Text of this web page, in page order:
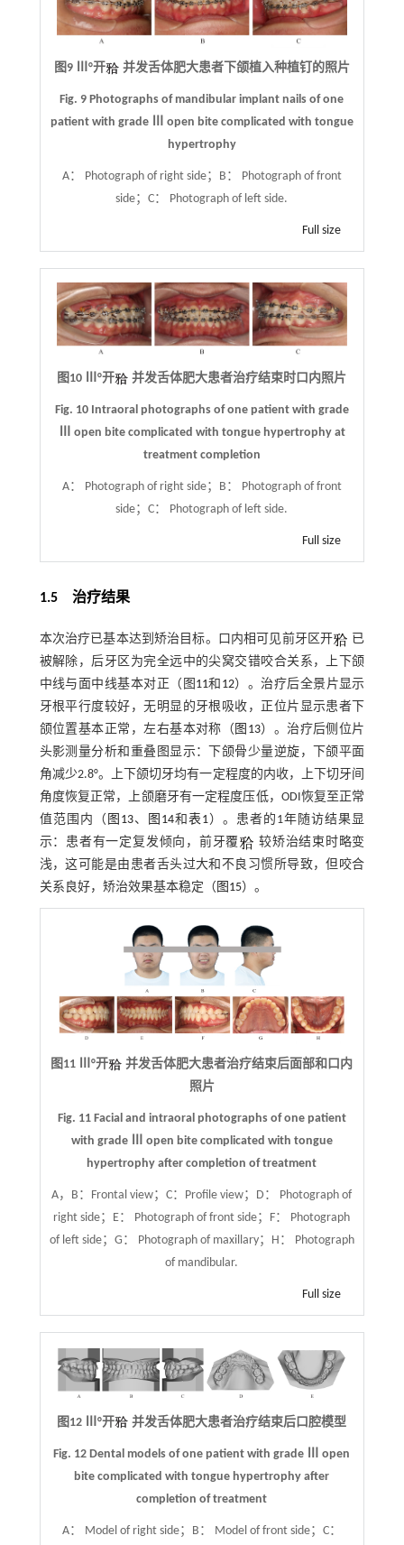
图9 Ⅲ°开 并发舌体肥大患者下颌植入种植钉的照片
Fig. 9 Photographs of mandibular implant nails of one
patient with grade Ⅲ open bite complicated with tongue
hypertrophy
A： Photograph of right side；B： Photograph of front
side；C： Photograph of left side.
Full size
图10 Ⅲ°开 并发舌体肥大患者治疗结束时口内照片
Fig. 10 Intraoral photographs of one patient with grade
Ⅲ open bite complicated with tongue hypertrophy at
treatment completion
A： Photograph of right side；B： Photograph of front
side；C： Photograph of left side.
Full size
1.5 治疗结果
本次治疗已基本达到矫治目标。口内相可见前牙区开
已
被解除，后牙区为完全远中的尖窝交错咬合关系，上下颌
中线与面中线基本对正（图 11和 12）。治疗后全景片显示
牙根平行度较好，无明显的牙根吸收，正位片显示患者下
颌位置基本正常，左右基本对称（ 图13）。治疗后侧位片
头影测量分析和重叠图显示：下颌骨少量逆旋，下颌平面
角减少2.8°。上下颌切牙均有一定程度的内收，上下切牙间
角度恢复正常，上颌磨牙有一定程度压低，ODI恢复至正常
值范围内（ 图13、 图14和表1 ）。患者的1年随访结果显
示：患者有一定复发倾向，前牙覆
较矫治结束时略变
浅，这可能是由患者舌头过大和不良习惯所导致，但咬合
关系良好，矫治效果基本稳定（ 图15）。
图11 Ⅲ°开
并发舌体肥大患者治疗结束后面部和口内
照片
Fig. 11 Facial and intraoral photographs of one patient
with grade Ⅲ open bite complicated with tongue
hypertrophy after completion of treatment
A，B：Frontal view；C：Profile view；D： Photograph of
right side；E： Photograph of front side；F： Photograph
of left side；G： Photograph of maxillary；H： Photograph
of mandibular.
Full size
图12 Ⅲ°开 并发舌体肥大患者治疗结束后口腔模型
Fig. 12 Dental models of one patient with grade Ⅲ open
bite complicated with tongue hypertrophy after
completion of treatment
A： Model of right side；B： Model of front side；C：